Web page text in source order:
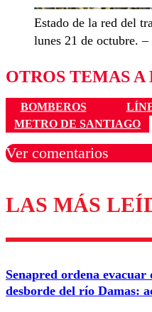
Estado de la red del
lunes 21 de octubre.
OTROS TEMAS A
BOMBEROS
METRO DE SANTIAGO
Ver comentarios
Los comentarios son
diálogo
Correo
LAS MÁS
Senapred ordena evacuar
desborde del río Damas: